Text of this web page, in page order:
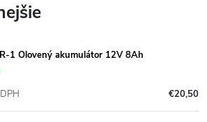
1 Olovený akumulátor 12V 8Ah
€20,50